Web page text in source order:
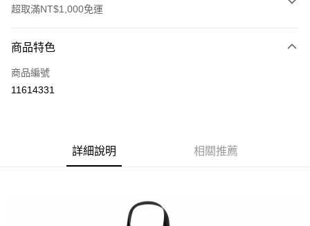
超取滿NT$1,000免運
信用卡一次付款
超商取貨付款
商品特色
商品編號
11614331
詳細說明 相關推薦